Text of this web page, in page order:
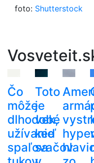
foto: Shutterstock
Čo
môže
dlhodobé
užívanie
spaľovačov
Toto
je
vek,
keď
sa